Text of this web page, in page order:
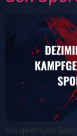
Am gestrigen